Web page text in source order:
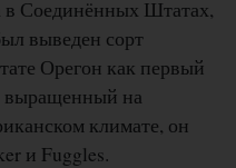
в Соединённых Штатах,
выведен сорт
Орегон как первый
выращенный на
климате, он
и Fuggles.